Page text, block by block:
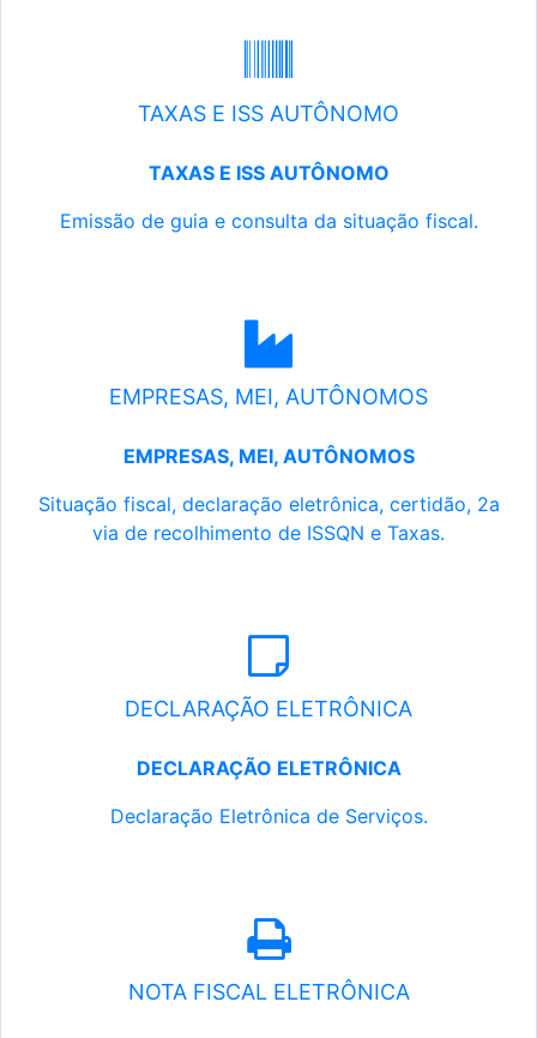
TAXAS E ISS AUTÔNOMO
TAXAS E ISS AUTÔNOMO
Emissão de guia e consulta da situação fiscal.
EMPRESAS, MEI, AUTÔNOMOS
EMPRESAS, MEI, AUTÔNOMOS
Situação fiscal, declaração eletrônica, certidão, 2a
via de recolhimento de ISSQN e Taxas.
DECLARAÇÃO ELETRÔNICA
DECLARAÇÃO ELETRÔNICA
Declaração Eletrônica de Serviços.
NOTA FISCAL ELETRÔNICA